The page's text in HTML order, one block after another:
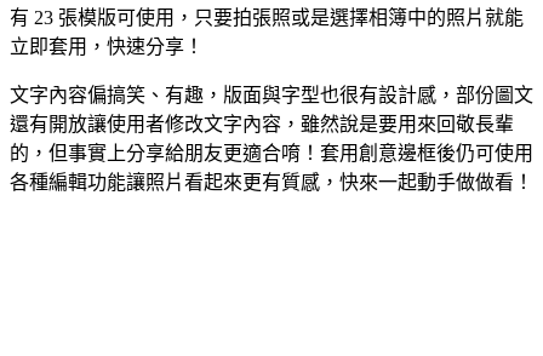
有 23 張模版可使用，只要拍張照或是選擇相簿中的照片就能
立即套用，快速分享！
文字內容偏搞笑、有趣，版面與字型也很有設計感，部份圖文
還有開放讓使用者修改文字內容，雖然說是要用來回敬長輩
的，但事實上分享給朋友更適合唷！套用創意邊框後仍可使用
各種編輯功能讓照片看起來更有質感，快來一起動手做做看！